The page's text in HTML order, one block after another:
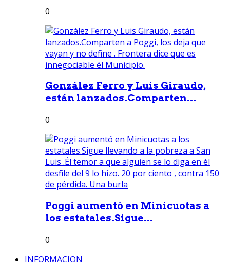
0
González Ferro y Luis Giraudo,
están lanzados.Comparten...
0
Poggi aumentó en Minicuotas a
los estatales.Sigue...
0
INFORMACION